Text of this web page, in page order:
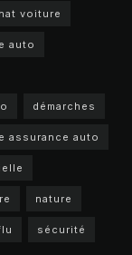
voiture
auto
démarches
assurance auto
nature
sécurité